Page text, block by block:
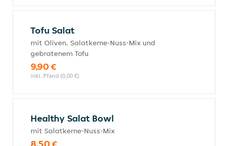
Tofu Salat
mit Oliven, Salatkerne-Nuss-Mix und
gebratenem Tofu
9,90 €
inkl. Pfand (0,00 €)
Healthy Salat Bowl
mit Salatkerne-Nuss-Mix